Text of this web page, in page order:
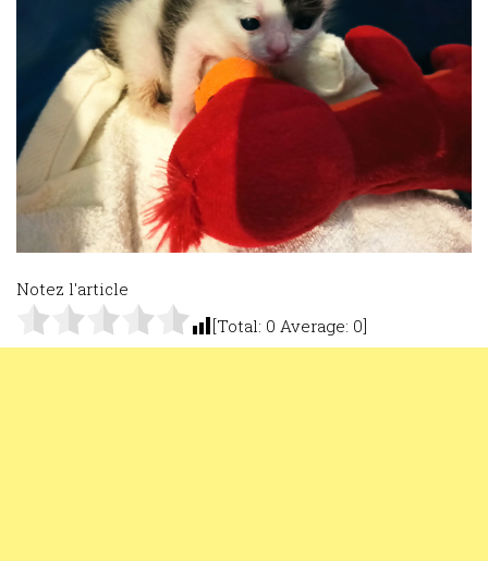
Notez l'article
[Total: 0 Average: 0]